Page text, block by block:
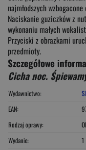
najmłodszych
Naciskanie guziczków z
wykonaniu małych
Przyciski z obrazkami
przedmioty.
Szczegółowe
Cicha noc.
Wydawnictwo:
EAN:
Rodzaj oprawy:
Wydanie:
1